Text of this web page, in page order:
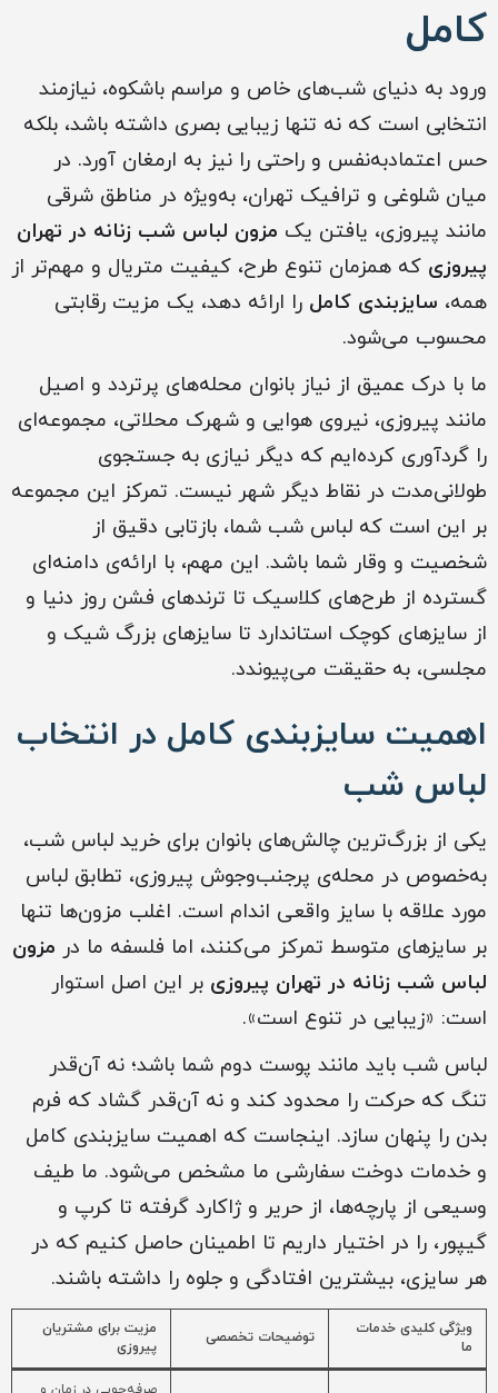
کامل
ورود به دنیای شب‌های خاص و مراسم باشکوه، نیازمند
انتخابی است که نه تنها زیبایی بصری داشته باشد، بلکه
حس اعتمادبه‌نفس و راحتی را نیز به ارمغان آورد. در
میان شلوغی و ترافیک تهران، به‌ویژه در مناطق شرقی
مانند پیروزی، یافتن یک مزون لباس شب زنانه در تهران
پیروزی که همزمان تنوع طرح، کیفیت متریال و مهم‌تر از
همه، سایزبندی کامل را ارائه دهد، یک مزیت رقابتی
محسوب می‌شود.
ما با درک عمیق از نیاز بانوان محله‌های پرتردد و اصیل
مانند پیروزی، نیروی هوایی و شهرک محلاتی، مجموعه‌ای
را گردآوری کرده‌ایم که دیگر نیازی به جستجوی
طولانی‌مدت در نقاط دیگر شهر نیست. تمرکز این مجموعه
بر این است که لباس شب شما، بازتابی دقیق از
شخصیت و وقار شما باشد. این مهم، با ارائه‌ی دامنه‌ای
گسترده از طرح‌های کلاسیک تا ترندهای فشن روز دنیا و
از سایزهای کوچک استاندارد تا سایزهای بزرگ شیک و
مجلسی، به حقیقت می‌پیوندد.
اهمیت سایزبندی کامل در انتخاب
لباس شب
یکی از بزرگ‌ترین چالش‌های بانوان برای خرید لباس شب،
به‌خصوص در محله‌ی پرجنب‌وجوش پیروزی، تطابق لباس
مورد علاقه با سایز واقعی اندام است. اغلب مزون‌ها تنها
بر سایزهای متوسط تمرکز می‌کنند، اما فلسفه ما در مزون
لباس شب زنانه در تهران پیروزی بر این اصل استوار
است: «زیبایی در تنوع است».
لباس شب باید مانند پوست دوم شما باشد؛ نه آن‌قدر
تنگ که حرکت را محدود کند و نه آن‌قدر گشاد که فرم
بدن را پنهان سازد. اینجاست که اهمیت سایزبندی کامل
و خدمات دوخت سفارشی ما مشخص می‌شود. ما طیف
وسیعی از پارچه‌ها، از حریر و ژاکارد گرفته تا کرپ و
گیپور، را در اختیار داریم تا اطمینان حاصل کنیم که در
هر سایزی، بیشترین افتادگی و جلوه را داشته باشند.
ویژگی کلیدی خدمات
ما
توضیحات تخصصی
مزیت برای مشتریان
پیروزی